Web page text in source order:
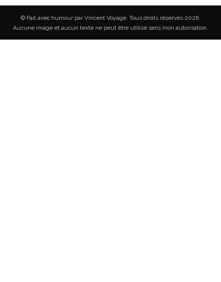
© Fait avec humour par Vincent Voyage. Tous droits réservés 2026.
Aucune image et aucun texte ne peut être utilisé sans mon autorisation.